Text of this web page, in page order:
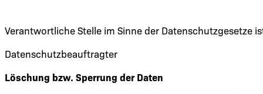
Verantwortliche Stelle im Sinne der Datenschutzgesetze
Datenschutzbeauftragter
Löschung bzw. Sperrung der Daten